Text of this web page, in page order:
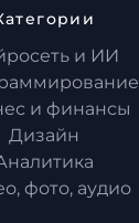
и ИИ
и финансы
Дизайн
фото, аудио